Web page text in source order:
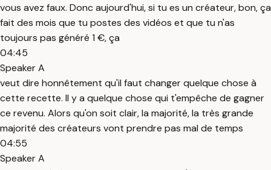
vous avez faux. Donc aujourd'hui, si tu es un créateur, bon, ça
fait des mois que tu postes des vidéos et que tu n'as
toujours pas généré 1 €, ça
04:45
Speaker A
veut dire honnêtement qu'il faut changer quelque chose à
cette recette. Il y a quelque chose qui t'empêche de gagner
ce revenu. Alors qu'on soit clair, la majorité, la très grande
majorité des créateurs vont prendre pas mal de temps
04:55
Speaker A